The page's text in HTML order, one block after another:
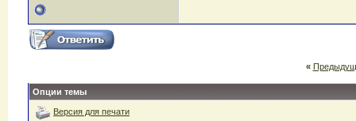
«
Опции темы
Версия для печати